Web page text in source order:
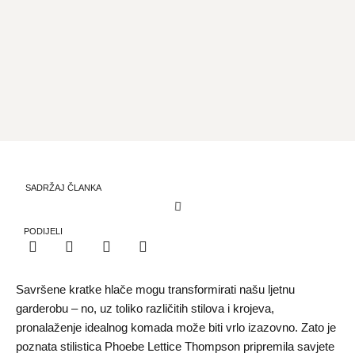
SADRŽAJ ČLANKA
PODIJELI
Savršene kratke hlače mogu transformirati našu ljetnu
garderobu – no, uz toliko različitih stilova i krojeva,
pronalaženje idealnog komada može biti vrlo izazovno. Zato je
poznata stilistica Phoebe Lettice Thompson pripremila savjete